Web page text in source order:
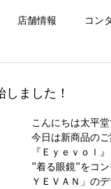
店舗情報 コン
レイバン
ました！
こんにちは太平堂
今日は新商品のご
『Ｅｙｅｖｏｌ
”着る眼鏡”をコ
ＹＥＶＡＮ」の